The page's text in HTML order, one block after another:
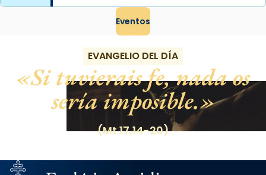
Eventos
EVANGELIO DEL DÍA
Si tuvierais fe, nada os
sería imposible.
(Mt 17,14-20)